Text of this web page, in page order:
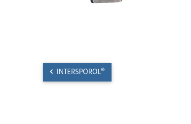
INTERSPOROL®